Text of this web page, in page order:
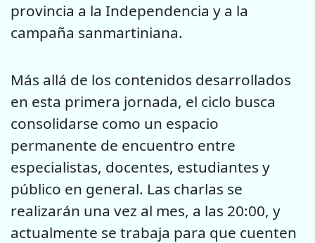
provincia a la Independencia y a la
campaña sanmartiniana.
Más allá de los contenidos desarrollados
en esta primera jornada, el ciclo busca
consolidarse como un espacio
permanente de encuentro entre
especialistas, docentes, estudiantes y
público en general. Las charlas se
realizarán una vez al mes, a las 20:00, y
actualmente se trabaja para que cuenten